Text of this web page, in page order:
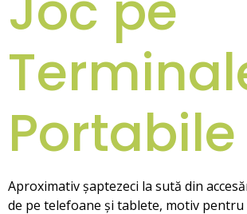
Portabile
Aproximativ șaptezeci la sută din
de pe telefoane și tablete, motiv pentru